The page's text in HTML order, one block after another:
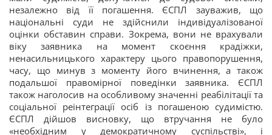
незалежно від її погашення. ЄСПЛ зауважив, що
національні суди не здійснили індивідуалізованої
оцінки обставин справи. Зокрема, вони не врахували
віку заявника на момент скоєння крадіжки,
ненасильницького характеру цього правопорушення,
часу, що минув з моменту його вчинення, а також
подальшої правомірної поведінки заявника. ЄСПЛ
також наголосив на особливому значенні реабілітації та
соціальної реінтеграції осіб із погашеною судимістю.
ЄСПЛ дійшов висновку, що втручання не було
«необхідним у демократичному суспільстві», і